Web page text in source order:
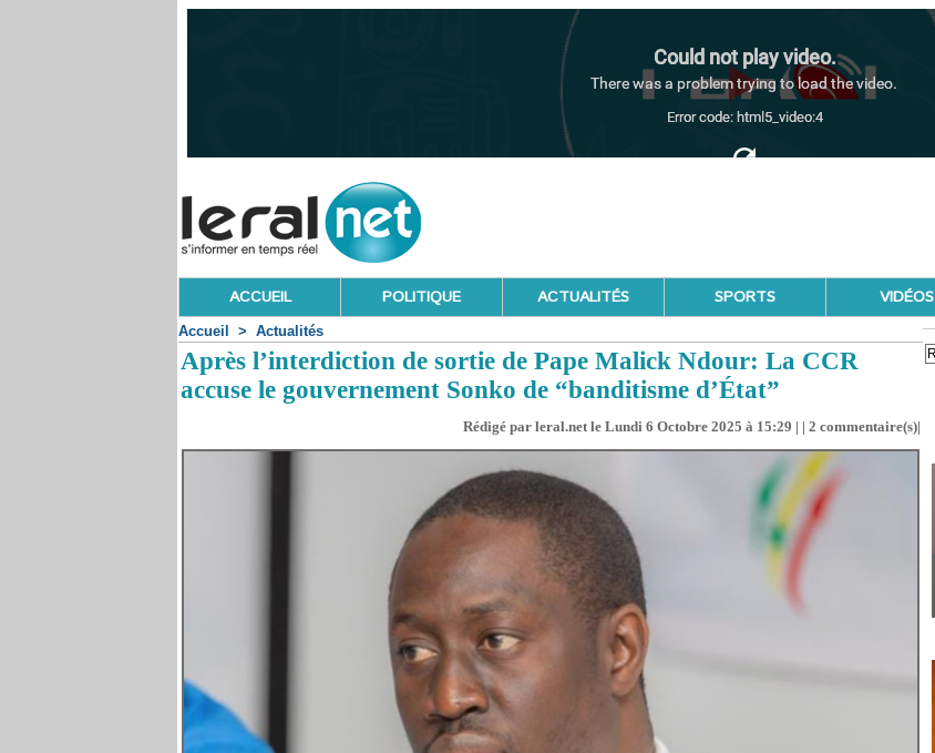
ACCUEIL POLITIQUE ACTUALITÉS SPORTS VIDÉOS
Accueil > Actualités
Après l’interdiction de sortie de Pape Malick Ndour: La CCR
accuse le gouvernement Sonko de “banditisme d’État”
Rédigé par leral.net le Lundi 6 Octobre 2025 à 15:29 | | 2 commentaire(s)|